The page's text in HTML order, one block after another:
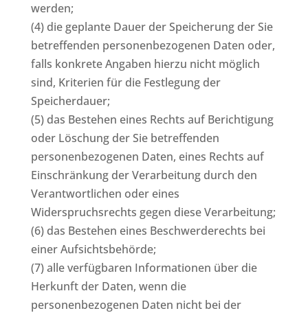
werden;
(4) die geplante Dauer der Speicherung der Sie
betreffenden personenbezogenen Daten oder,
falls konkrete Angaben hierzu nicht möglich
sind, Kriterien für die Festlegung der
Speicherdauer;
(5) das Bestehen eines Rechts auf Berichtigung
oder Löschung der Sie betreffenden
personenbezogenen Daten, eines Rechts auf
Einschränkung der Verarbeitung durch den
Verantwortlichen oder eines
Widerspruchsrechts gegen diese Verarbeitung;
(6) das Bestehen eines Beschwerderechts bei
einer Aufsichtsbehörde;
(7) alle verfügbaren Informationen über die
Herkunft der Daten, wenn die
personenbezogenen Daten nicht bei der